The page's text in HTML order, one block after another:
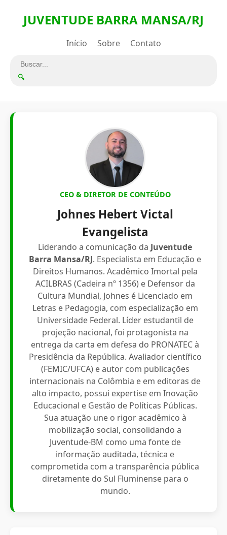
JUVENTUDE BARRA MANSA/RJ
Início Sobre Contato
🔍
CEO & DIRETOR DE CONTEÚDO
Johnes Hebert Victal
Evangelista
Liderando a comunicação da Juventude
Barra Mansa/RJ. Especialista em Educação e
Direitos Humanos. Acadêmico Imortal pela
ACILBRAS (Cadeira nº 1356) e Defensor da
Cultura Mundial, Johnes é Licenciado em
Letras e Pedagogia, com especialização em
Universidade Federal. Líder estudantil de
projeção nacional, foi protagonista na
entrega da carta em defesa do PRONATEC à
Presidência da República. Avaliador científico
(FEMIC/UFCA) e autor com publicações
internacionais na Colômbia e em editoras de
alto impacto, possui expertise em Inovação
Educacional e Gestão de Políticas Públicas.
Sua atuação une o rigor acadêmico à
mobilização social, consolidando a
Juventude-BM como uma fonte de
informação auditada, técnica e
comprometida com a transparência pública
diretamente do Sul Fluminense para o
mundo.